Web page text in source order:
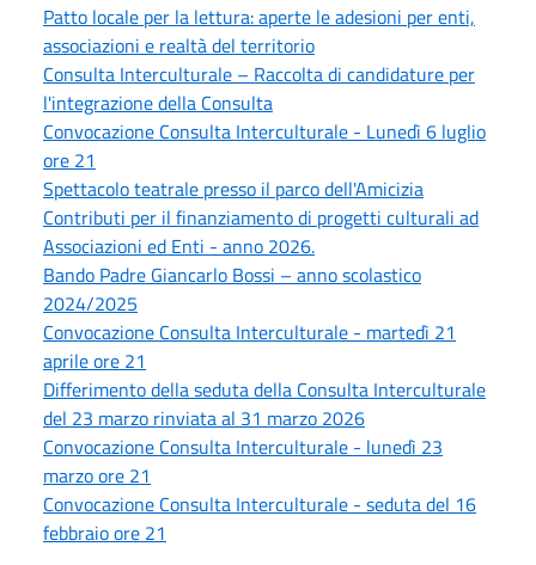
Patto locale per la lettura: aperte le adesioni per enti,
associazioni e realtà del territorio
Consulta Interculturale – Raccolta di candidature per
l'integrazione della Consulta
Convocazione Consulta Interculturale - Lunedì 6 luglio
ore 21
Spettacolo teatrale presso il parco dell'Amicizia
Contributi per il finanziamento di progetti culturali ad
Associazioni ed Enti - anno 2026.
Bando Padre Giancarlo Bossi – anno scolastico
2024/2025
Convocazione Consulta Interculturale - martedì 21
aprile ore 21
Differimento della seduta della Consulta Interculturale
del 23 marzo rinviata al 31 marzo 2026
Convocazione Consulta Interculturale - lunedì 23
marzo ore 21
Convocazione Consulta Interculturale - seduta del 16
febbraio ore 21